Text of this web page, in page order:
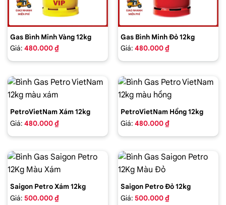
Gas Bình Minh Vàng 12kg
Giá: 480.000 ₫
Gas Bình Minh Đỏ 12kg
Giá: 480.000 ₫
PetroVietNam Xám 12kg
Giá: 480.000 ₫
PetroVietNam Hồng 12kg
Giá: 480.000 ₫
Saigon Petro Xám 12kg
Giá: 500.000 ₫
Saigon Petro Đỏ 12kg
Giá: 500.000 ₫